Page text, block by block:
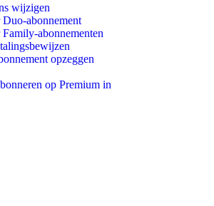
wijzigen
abonnement
abonnementen
opzeggen
op Premium in